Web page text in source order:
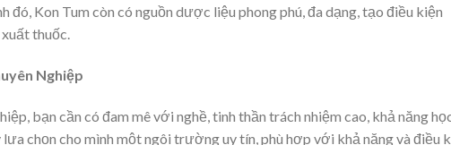
đó, Kon Tum còn có nguồn dược liệu phong phú, đa dạng, tạo điều kiện
thuốc.
Nghiệp
bạn cần có đam mê với nghề, tinh thần trách nhiệm cao, khả năng
chọn cho mình một ngôi trường uy tín, phù hợp với khả năng và điều